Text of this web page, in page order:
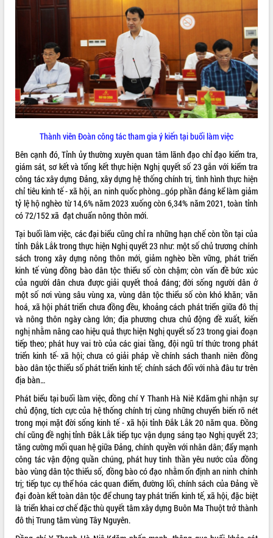
Đề án 06 tạo bước ngoặt đột phá trong
Kết nối tour, đẩy mạnh chuyển đổi số
để phát triển du lịch Đắk Lắk
Khởi động Dự án Đầu tư xây dựng hạ
tầng kỹ thuật Cụm công nghiệp Tân
Tiến
Gặp mặt các cơ quan báo chí nhân Kỷ
niệm 101 năm Ngày Báo chí Cách
mạng Việt Nam
hiện Đề án 06 của Chính phủ
Họp báo thông tin về Hội nghị Công bố
Quy hoạch và Xúc tiến đầu tư tỉnh Đắk
Lắk
Khơi thông điểm nghẽn, đẩy nhanh
giải ngân vốn khắc phục thiên tai
HĐND tỉnh thông qua điều chỉnh Quy
hoạch tỉnh thời kỳ 2021-2030
Hội thảo góp ý hồ sơ điều chỉnh quy
hoạch tỉnh Đắk Lắk thời kỳ 2021-2030,
tầm nhìn đến năm 2050
Nâng cao hiệu quả hoạt động của các
doanh nghiệp nhà nước
Hội nghị triển khai kết nối mạng
truyền số liệu chuyên dùng phục vụ cơ
quan Đảng, Nhà nước
Lễ phát động chuỗi hoạt động chung
tay làm sạch môi trường
Xã Ea Kar bước chuyển mình trong
công tác cải cách hành chính mô hình
mới
UBND tỉnh họp báo định kỳ tháng 4
năm 2026
Hội thảo khoa học “Giải pháp thúc đẩy
phát triển nền kinh tế xanh tại tỉnh
Đắk Lắk”
Tăng cường giám sát, đôn đốc thực
hiện nhiệm vụ quản lý tài sản công
hàng tuần
Thành viên Đoàn công tác tham gia ý kiến tại buổi làm việc
Bên cạnh đó, Tỉnh ủy thường xuyên quan tâm lãnh đạo chỉ đạo kiểm tra,
giám sát, sơ kết và tổng kết thực hiện Nghị quyết số 23 gắn với kiểm tra
công tác xây dựng Đảng, xây dựng hệ thống chính trị, tình hình thực hiện
chỉ tiêu kinh tế - xã hội, an ninh quốc phòng…góp phần đáng kể làm giảm
tỷ lệ hộ nghèo từ 14,6% năm 2023 xuống còn 6,34% năm 2021, toàn tỉnh
có 72/152 xã đạt chuẩn nông thôn mới.
Tại buổi làm việc, các đại biểu cũng chỉ ra những hạn chế còn tồn tại của
tỉnh Đắk Lắk trong thực hiện Nghị quyết 23 như: một số chủ trương chính
sách trong xây dựng nông thôn mới, giảm nghèo bền vững, phát triển
kinh tế vùng đồng bào dân tộc thiểu số còn chậm; còn vấn đề bức xúc
của người dân chưa được giải quyết thoả đáng; đời sống người dân ở
một số nơi vùng sâu vùng xa, vùng dân tộc thiểu số còn khó khăn; văn
hoá, xã hội phát triển chưa đồng đều, khoảng cách phát triển giữa đô thị
và nông thôn ngày càng lớn; địa phương chưa chủ động đề xuất, kiến
nghị nhằm nâng cao hiệu quả thực hiện Nghị quyết số 23 trong giai đoạn
tiếp theo; phát huy vai trò của các giai tầng, đội ngũ trí thức trong phát
triển kinh tế- xã hội; chưa có giải pháp về chính sách thanh niên đồng
bào dân tộc thiểu số phát triển kinh tế; chính sách đối với nhà đâu tư trên
địa bàn…
Phát biểu tại buổi làm việc, đồng chí Y Thanh Hà Niê Kdăm ghi nhận sự
chủ động, tích cực của hệ thống chính trị cùng những chuyển biến rõ nét
trong mọi mặt đời sống kinh tế - xã hội tỉnh Đắk Lắk 20 năm qua. Đồng
chí cũng đề nghị tỉnh Đắk Lắk tiếp tục vận dụng sáng tạo Nghị quyết 23;
tăng cường mối quan hệ giữa Đảng, chính quyền với nhân dân; đẩy mạnh
công tác vận động quần chúng, phát huy tinh thần yêu nước của đồng
bào vùng dân tộc thiểu số, đồng bào có đạo nhằm ổn định an ninh chính
trị; tiếp tục cụ thể hóa các quan điểm, đường lối, chính sách của Đảng về
đại đoàn kết toàn dân tộc để chung tay phát triển kinh tế, xã hội, đặc biệt
là triển khai cơ chế đặc thù quyết tâm xây dựng Buôn Ma Thuột trở thành
đô thị Trung tâm vùng Tây Nguyên.